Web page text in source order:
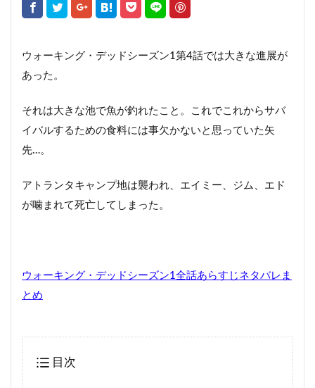
ウォーキング・デッドシーズン1第4話では大きな進展が
あった。
それは大きな池で魚が釣れたこと。これでこれからサバ
イバルするための食料には事欠かないと思っていた矢
先…。
アトランタキャンプ地は襲われ、エイミー、ジム、エド
が噛まれて死亡してしまった。
ウォーキング・デッドシーズン1全話あらすじネタバレま
とめ
目次